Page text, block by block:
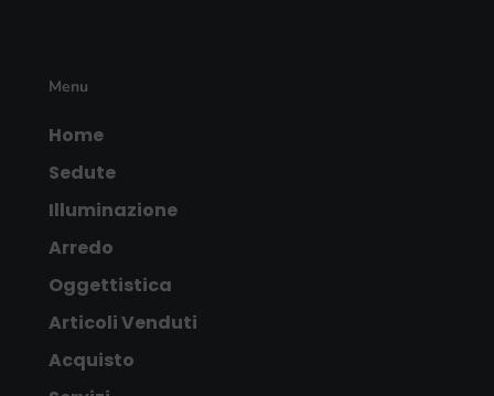
Menu
Home
Sedute
Illuminazione
Arredo
Oggettistica
Articoli Venduti
Acquisto